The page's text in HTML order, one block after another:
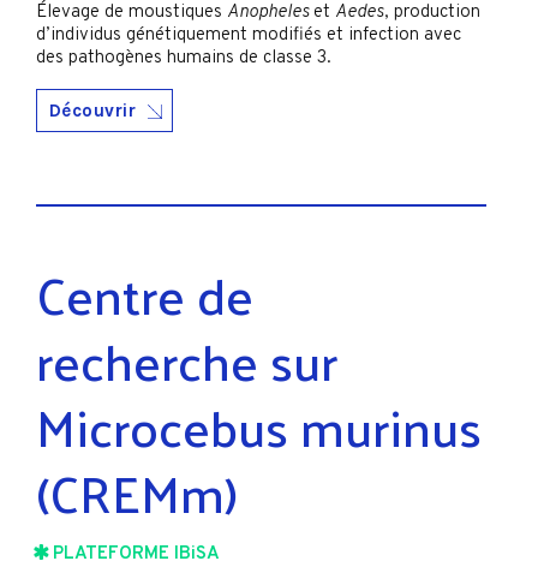
Élevage de moustiques Anopheles et Aedes, production
d’individus génétiquement modifiés et infection avec
des pathogènes humains de classe 3.
Découvrir
Centre de
recherche sur
Microcebus murinus
(CREMm)
PLATEFORME IBiSA